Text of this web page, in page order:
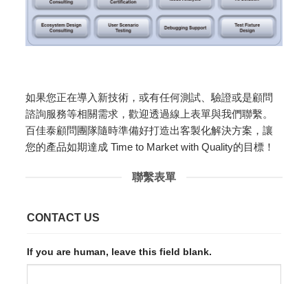
如果您正在導入新技術，或有任何測試、驗證或是顧問
諮詢服務等相關需求，歡迎透過線上表單與我們聯繫。
百佳泰顧問團隊隨時準備好打造出客製化解決方案，讓
您的產品如期達成 Time to Market with Quality的目標！
聯繫表單
CONTACT US
If you are human, leave this field blank.